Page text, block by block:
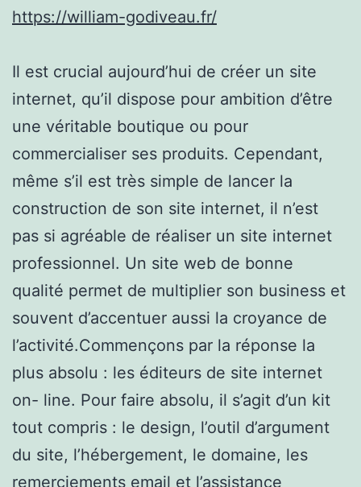
https://william-godiveau.fr/
Il est crucial aujourd’hui de créer un site
internet, qu’il dispose pour ambition d’être
une véritable boutique ou pour
commercialiser ses produits. Cependant,
même s’il est très simple de lancer la
construction de son site internet, il n’est
pas si agréable de réaliser un site internet
professionnel. Un site web de bonne
qualité permet de multiplier son business et
souvent d’accentuer aussi la croyance de
l’activité.Commençons par la réponse la
plus absolu : les éditeurs de site internet
on- line. Pour faire absolu, il s’agit d’un kit
tout compris : le design, l’outil d’argument
du site, l’hébergement, le domaine, les
remerciements email et l’assistance